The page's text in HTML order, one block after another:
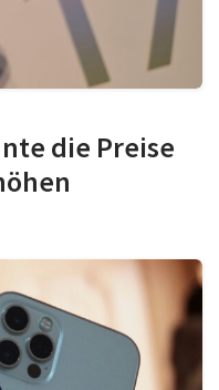
die Preise